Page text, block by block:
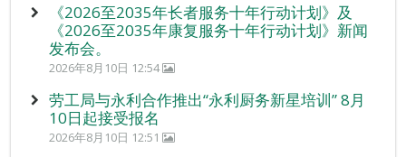
《2026至2035年长者服务十年行动计划》及
《2026至2035年康复服务十年行动计划》新闻
发布会。
2026年8月10日 12:54
劳工局与永利合作推出“永利厨务新星培训” 8月
10日起接受报名
2026年8月10日 12:51